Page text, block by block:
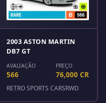
2003 ASTON MARTIN
DB7 GT
AVALIAÇÃO
566
PREÇO
76,000 CR
RETRO SPORTS CARSRWD